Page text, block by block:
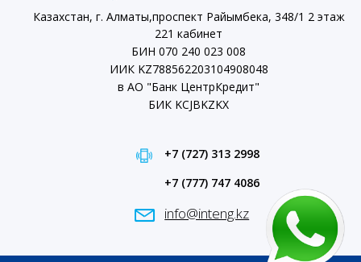
Казахстан, г. Алматы,проспект Райымбека, 348/1 2 этаж
221 кабинет
БИН 070 240 023 008
ИИК KZ788562203104908048
в АО "Банк ЦентрКредит"
БИК KCJBKZKX
+7 (727) 313 2998
+7 (777) 747 4086
info@inteng.kz